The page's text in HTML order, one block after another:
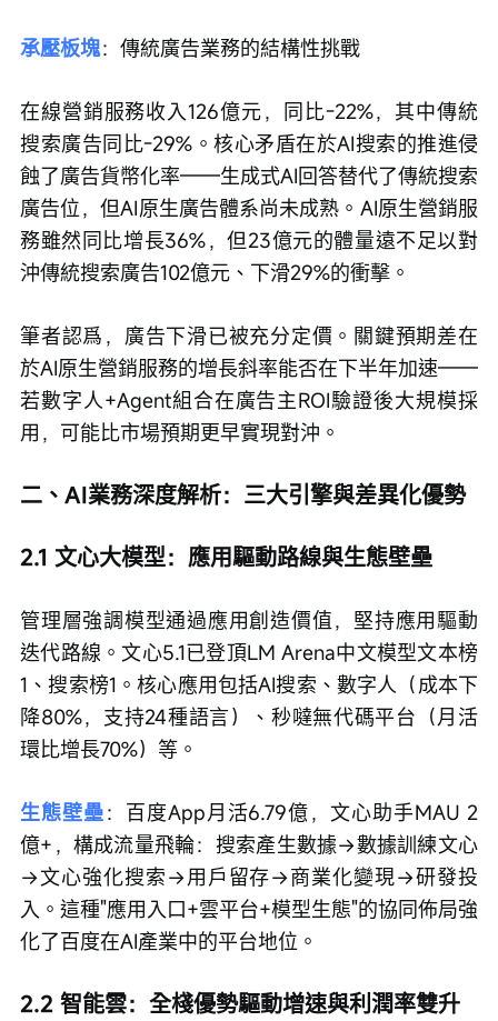
承壓板塊：傳統廣告業務的結構性挑戰
在線營銷服務收入126億元，同比-22%，其中傳統
搜索廣告同比-29%。核心矛盾在於AI搜索的推進侵
蝕了廣告貨幣化率——生成式AI回答替代了傳統搜索
廣告位，但AI原生廣告體系尚未成熟。AI原生營銷服
務雖然同比增長36%，但23億元的體量遠不足以對
沖傳統搜索廣告102億元、下滑29%的衝擊。
筆者認爲，廣告下滑已被充分定價。關鍵預期差在
於AI原生營銷服務的增長斜率能否在下半年加速——
若數字人+Agent組合在廣告主ROI驗證後大規模採
用，可能比市場預期更早實現對沖。
二、AI業務深度解析：三大引擎與差異化優勢
2.1 文心大模型：應用驅動路線與生態壁壘
管理層強調模型通過應用創造價值，堅持應用驅動
迭代路線。文心5.1已登頂LM Arena中文模型文本榜
1、搜索榜1。核心應用包括AI搜索、數字人（成本下
降80%，支持24種語言）、秒噠無代碼平台（月活
環比增長70%）等。
生態壁壘：百度App月活6.79億，文心助手MAU 2
億+，構成流量飛輪：搜索產生數據→數據訓練文心
→文心強化搜索→用戶留存→商業化變現→研發投
入。這種"應用入口+雲平台+模型生態"的協同佈局強
化了百度在AI產業中的平台地位。
2.2 智能雲：全棧優勢驅動增速與利潤率雙升